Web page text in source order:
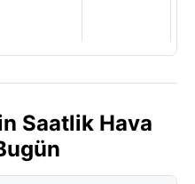
Saatlik Hava